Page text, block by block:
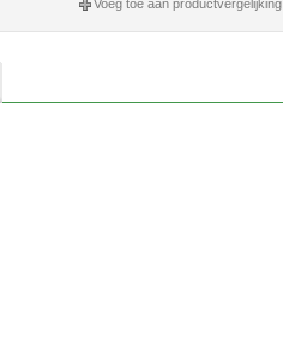
Voeg toe aan productvergelijking